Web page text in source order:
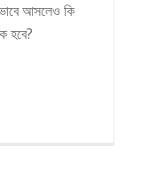
আসলেও কি
হবে?